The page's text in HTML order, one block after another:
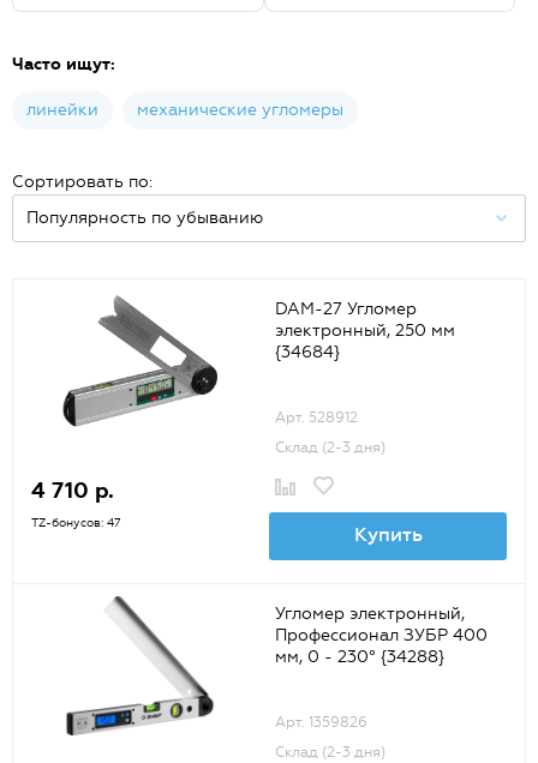
Часто ищут:
линейки механические угломеры
Сортировать по:
DAM-27 Угломер
электронный, 250 мм
{34684}
Арт. 528912
Склад (2-3 дня)
4 710 р.
TZ-бонусов: 47 Купить
Угломер электронный,
Профессионал ЗУБР 400
мм, 0 - 230° {34288}
Арт. 1359826
Склад (2-3 дня)